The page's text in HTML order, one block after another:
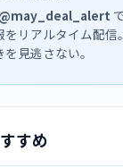
をリアルタイム配信
見逃さない。
すめ